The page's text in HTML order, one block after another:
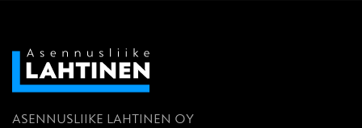
ASENNUSLIIKE LAHTINEN OY